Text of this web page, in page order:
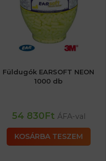
Füldugók EARSOFT NEON
1000 db
54 830Ft ÁFA-val
KOSÁRBA TESZEM